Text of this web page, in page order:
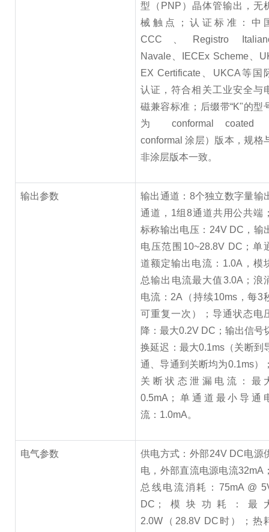
型（PNP）晶体管输出，无
械触点；认证标准：中
CCC、Registro
Navale、IECEx Scheme、
EX Certificate、UKCA等国
认证，符合相关工业安全与
磁兼容标准；后缀带“K"的型
为 conformal coated
conformal 涂层）版本，规格
非涂层版本一致。
输出参数
输出通道：8个独立数字量输
通道，1组8通道共用公共端
标称输出电压：24V DC，输
电压范围10~28.8V DC；单
道额定输出电流：1.0A，模
总输出电流最大值3.0A；浪
电流：2A（持续10ms，每3
可重复一次）；导通状态电
降：最大0.2V DC；输出信号
换延迟：最大0.1ms（关断到
通、导通到关断均为0.1ms）
关断状态泄漏电流：最
0.5mA；单通道最小导通
流：1.0mA。
电气参数
供电方式：外部24V DC电源
电，外部直流电源电流32mA
总线电流消耗：75mA @
DC；模块功耗：最
2.0W（28.8V DC时）；热